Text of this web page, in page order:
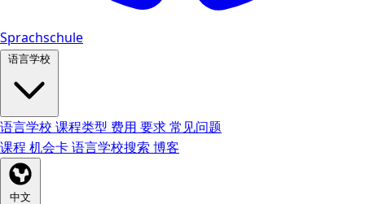
Sprachschule
语言学校
语言学校 课程类型 费用 要求常见问题
课程 机会卡语言学校搜索 博客
中文